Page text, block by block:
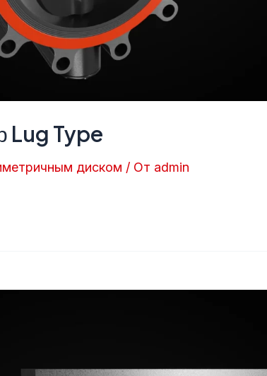
Lug Type
диском / От admin